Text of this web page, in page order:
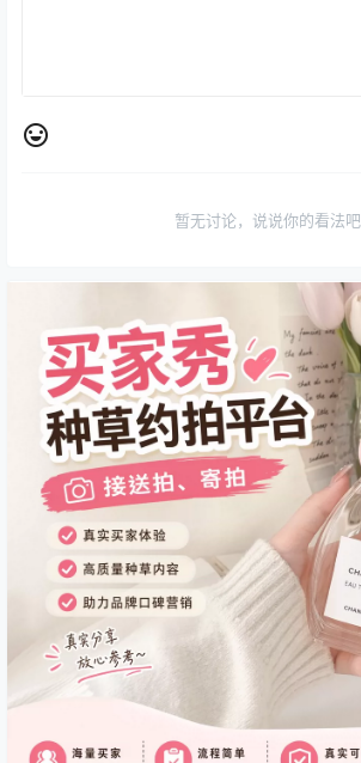
暂无讨论，说说你的看法吧